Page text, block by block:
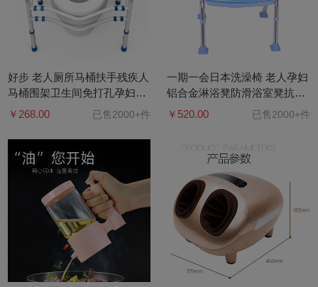
好步 老人厕所马桶扶手残疾人
马桶围架卫生间免打孔孕妇浴
室扶手LQX050017蓝色（升级
￥268.00 已售2000+件
一期一会日本洗澡椅 老人孕妇
铝合金淋浴凳防滑浴室凳抗压
不变形沐浴椅 SBF-11
￥520.00 已售2000+件